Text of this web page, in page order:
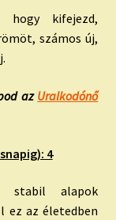
kifejezd,
számos új,
az Uralkodónő
4
alapok
ez az életedben